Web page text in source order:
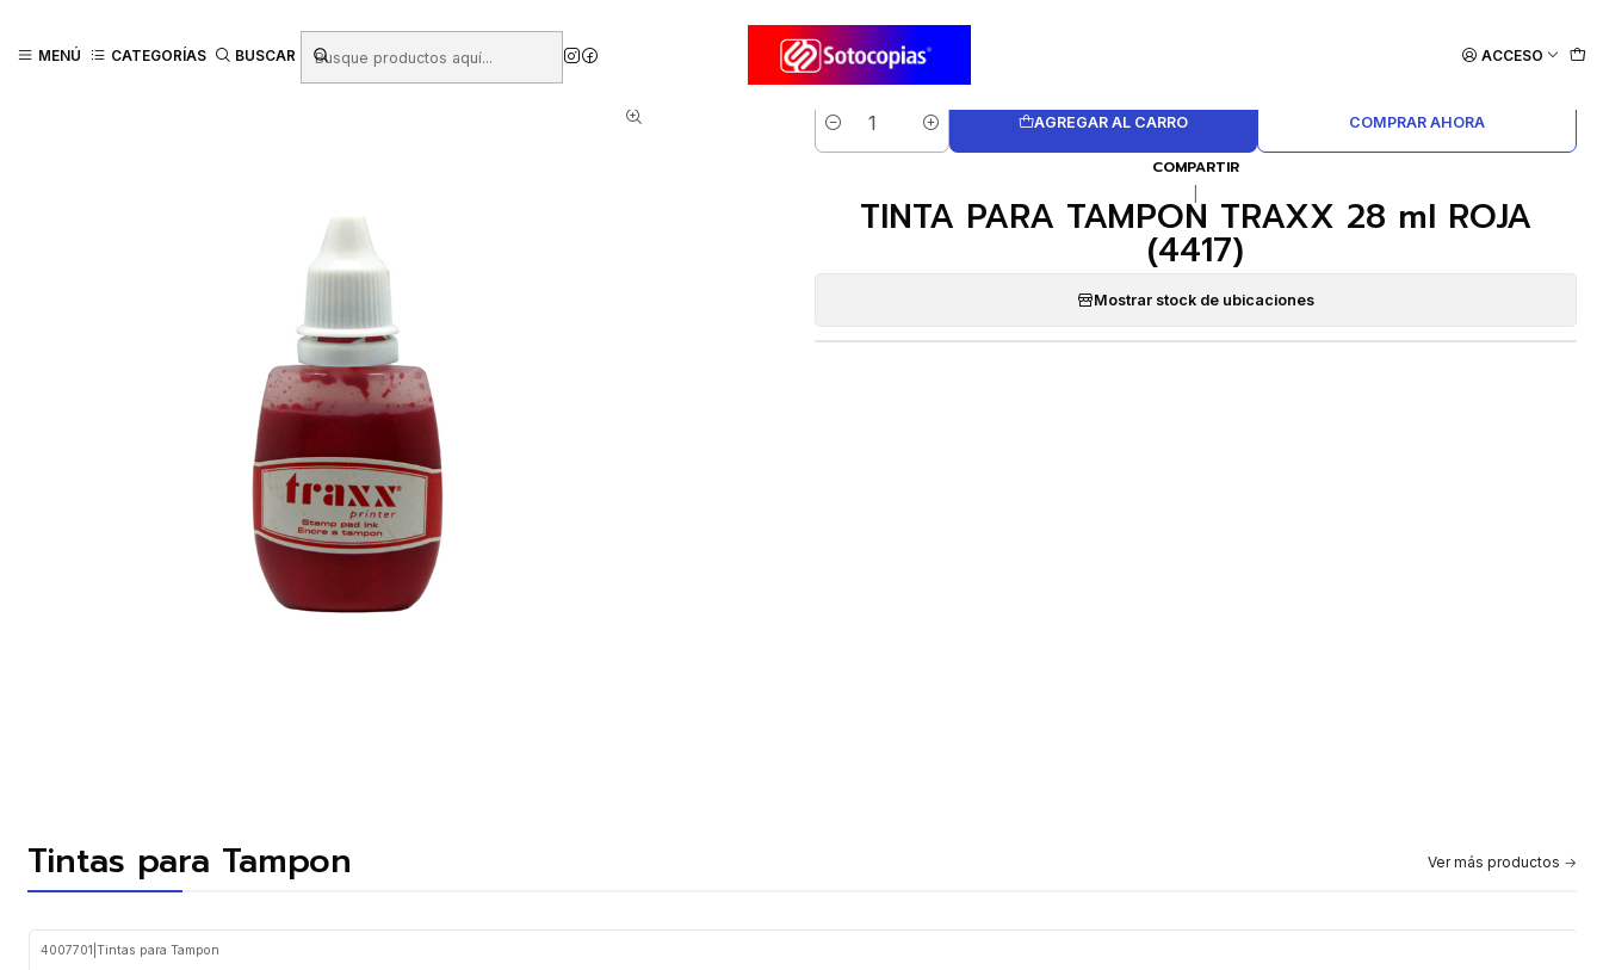
MENÚ CATEGORÍAS BUSCAR ACCESO
TINTA PARA TAMPON TRAXX 28 ml ROJA (4417)
Cantidad
AGREGAR AL CARRO COMPRAR AHORA
COMPARTIR
TINTA PARA TAMPON TRAXX 28 ml ROJA
(4417)
Mostrar stock de ubicaciones
Tintas para Tampon Ver más productos
4007701 Tintas para Tampon